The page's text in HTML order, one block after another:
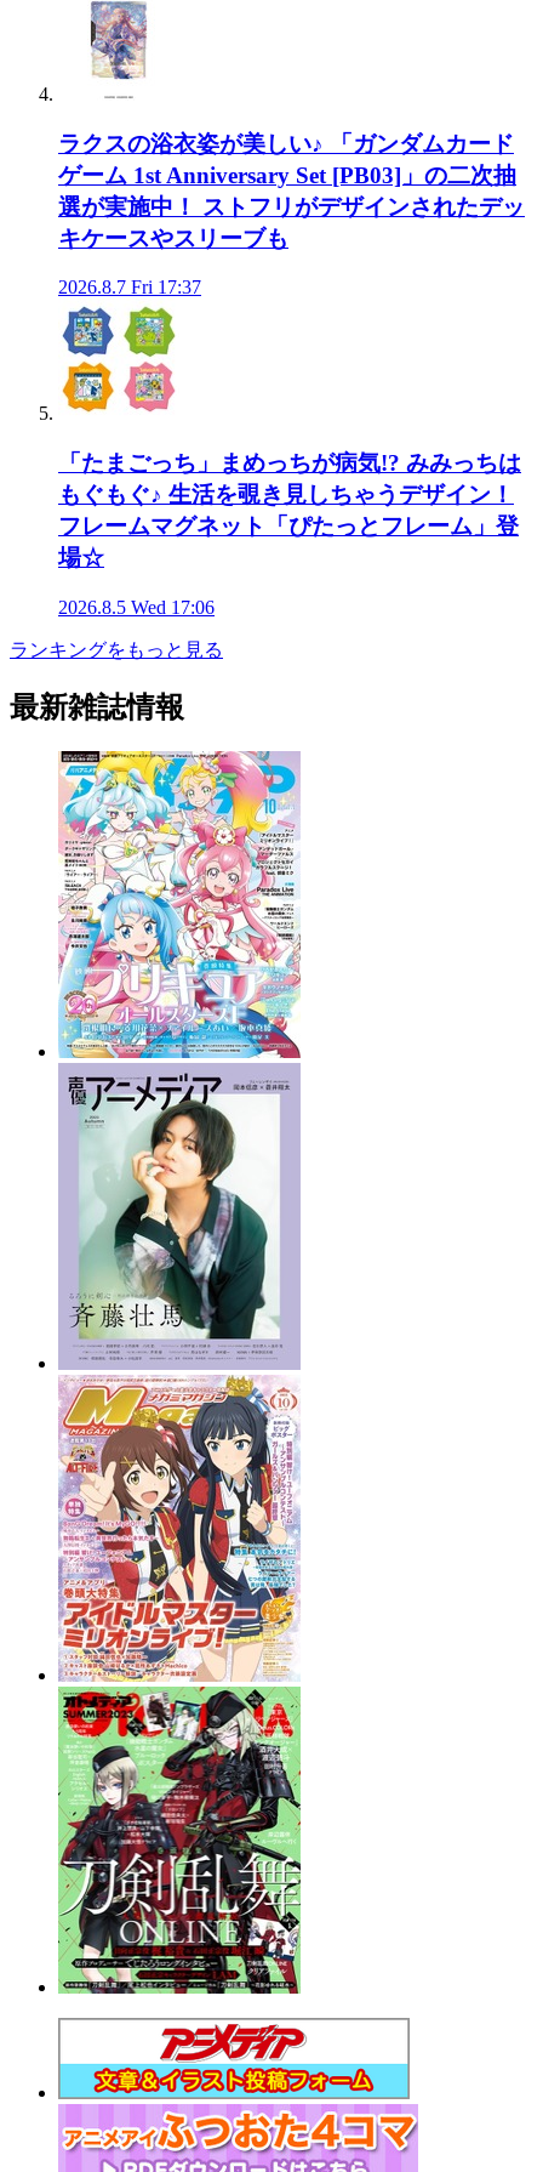
ラクスの浴衣姿が美しい♪ 「ガンダムカード
ゲーム 1st Anniversary Set [PB03]」の二次抽
選が実施中！ ストフリがデザインされたデッ
キケースやスリーブも
2026.8.7 Fri 17:37
「たまごっち」まめっちが病気!? みみっちは
もぐもぐ♪ 生活を覗き見しちゃうデザイン！
フレームマグネット「ぴたっとフレーム」登
場☆
2026.8.5 Wed 17:06
ランキングをもっと見る
最新雑誌情報